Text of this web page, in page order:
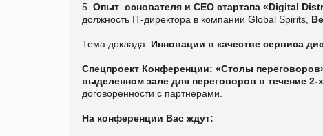
5. Опыт основателя и CEO стартапа «Digital
должность IT-директора в компании Global Spirits,
Тема доклада: Инновации в качестве сервиса
Спецпроект Конференции: «Столы
выделенном зале для переговоров в течение 2-
договоренности с партнерами.
На конференции Вас ждут: